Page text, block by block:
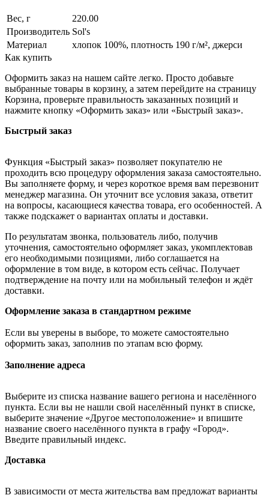
Вес, г
220.00
Производитель Sol's
Материал
хлопок 100%, плотность 190 г/м², джерси
Как купить
Оформить заказ на нашем сайте легко. Просто добавьте
выбранные товары в корзину, а затем перейдите на страницу
Корзина, проверьте правильность заказанных позиций и
нажмите кнопку «Оформить заказ» или «Быстрый заказ».
Быстрый заказ
Функция «Быстрый заказ» позволяет покупателю не
проходить всю процедуру оформления заказа самостоятельно.
Вы заполняете форму, и через короткое время вам перезвонит
менеджер магазина. Он уточнит все условия заказа, ответит
на вопросы, касающиеся качества товара, его особенностей. А
также подскажет о вариантах оплаты и доставки.
По результатам звонка, пользователь либо, получив
уточнения, самостоятельно оформляет заказ, укомплектовав
его необходимыми позициями, либо соглашается на
оформление в том виде, в котором есть сейчас. Получает
подтверждение на почту или на мобильный телефон и ждёт
доставки.
Оформление заказа в стандартном режиме
Если вы уверены в выборе, то можете самостоятельно
оформить заказ, заполнив по этапам всю форму.
Заполнение адреса
Выберите из списка название вашего региона и населённого
пункта. Если вы не нашли свой населённый пункт в списке,
выберите значение «Другое местоположение» и впишите
название своего населённого пункта в графу «Город».
Введите правильный индекс.
Доставка
В зависимости от места жительства вам предложат варианты